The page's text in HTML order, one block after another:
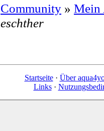
Community » Mein
eschther
Startseite· Über
Links·